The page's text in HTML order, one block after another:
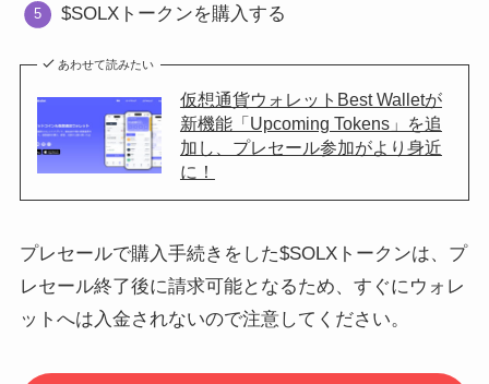
$SOLXトークンを購入する
あわせて読みたい
仮想通貨ウォレットBest Walletが
新機能「Upcoming Tokens」を追
加し、プレセール参加がより身近
に！
プレセールで購入手続きをした$SOLXトークンは、プ
レセール終了後に請求可能となるため、すぐにウォレ
ットへは入金されないので注意してください。